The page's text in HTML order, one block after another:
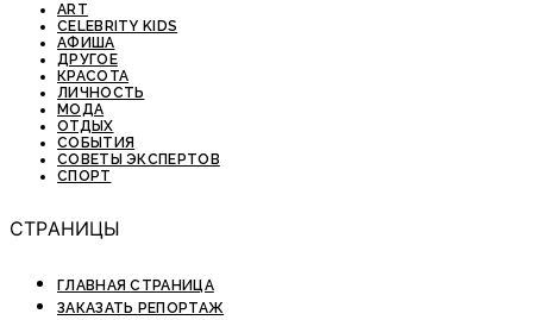
ART
CELEBRITY KIDS
АФИША
ДРУГОЕ
КРАСОТА
ЛИЧНОСТЬ
МОДА
ОТДЫХ
СОБЫТИЯ
СОВЕТЫ ЭКСПЕРТОВ
СПОРТ
СТРАНИЦЫ
ГЛАВНАЯ СТРАНИЦА
ЗАКАЗАТЬ РЕПОРТАЖ